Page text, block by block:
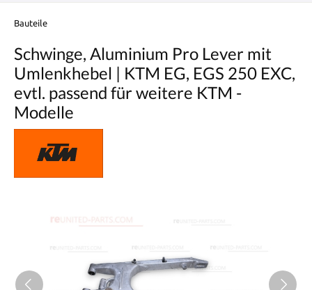
Bauteile
Schwinge, Aluminium Pro Lever mit
Umlenkhebel | KTM EG, EGS 250 EXC,
evtl. passend für weitere KTM -
Modelle